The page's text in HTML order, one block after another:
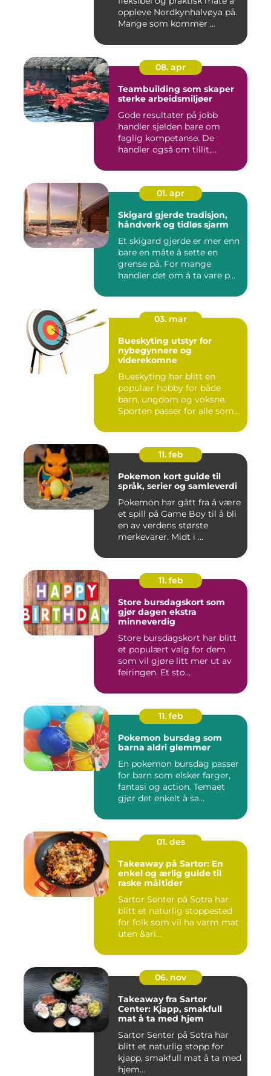
oppleve Nordkynhalvøya på.
Mange som kommer ...
08. apr
Teambuilding som skaper
sterke arbeidsmiljøer
Gode resultater på jobb
handler sjelden bare om
faglig kompetanse. De
handler også om tillit,
01. apr
Skigard gjerde tradisjon,
håndverk og tidløs sjarm
Et skigard gjerde er mer enn
bare en måte å sette en
grense på. For mange
handler det om å ta vare p...
03. mar
Bueskyting utstyr for
nybegynnere og
viderekomne
Bueskyting har blitt en
populær hobby for både
barn, ungdom og voksne.
Sporten passer for alle som
11. feb
Pokemon kort guide til
språk, serier og samleverdi
Pokemon har gått fra å være
et spill på Game Boy til å bli
en av verdens største
merkevarer. Midt i ...
11. feb
Store bursdagskort som
gjør dagen ekstra
minneverdig
Store bursdagskort har blitt
et populært valg for dem
som vil gjøre litt mer ut av
feiringen. Et sto...
11. feb
Pokemon bursdag som
barna aldri glemmer
En pokemon bursdag passer
for barn som elsker farger,
fantasi og action. Temaet
gjør det enkelt å sa...
01. des
Takeaway på Sartor: En
enkel og ærlig guide til
raske måltider
Sartor Senter på Sotra har
blitt et naturlig stoppested
for folk som vil ha varm mat
uten &ari...
06. nov
Takeaway fra Sartor
Center: Kjapp, smakfull
mat å ta med hjem
Sartor Senter på Sotra har
blitt et naturlig stopp for
kjapp, smakfull mat å ta med
hjem...